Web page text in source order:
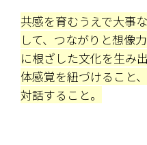
共感を育むうえで大事
して、つながりと想像
に根ざした文化を生み
体感覚を紐づけること
対話すること。